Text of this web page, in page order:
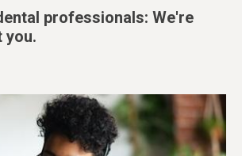
professionals: We're
you.